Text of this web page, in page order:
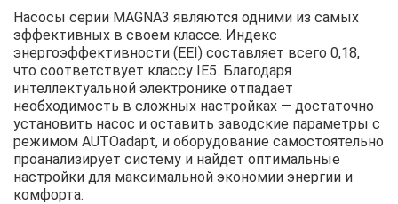
Насосы серии MAGNA3 являются одними из самых
эффективных в своем классе. Индекс
энергоэффективности (EEI) составляет всего 0,18,
что соответствует классу IE5. Благодаря
интеллектуальной электронике отпадает
необходимость в сложных настройках — достаточно
установить насос и оставить заводские параметры с
режимом AUTOadapt, и оборудование самостоятельно
проанализирует систему и найдет оптимальные
настройки для максимальной экономии энергии и
комфорта.